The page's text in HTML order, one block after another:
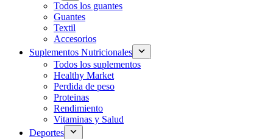
Todos los guantes
Guantes
Textil
Accesorios
Suplementos Nutricionales
Todos los suplementos
Healthy Market
Perdida de peso
Proteinas
Rendimiento
Vitaminas y Salud
Deportes